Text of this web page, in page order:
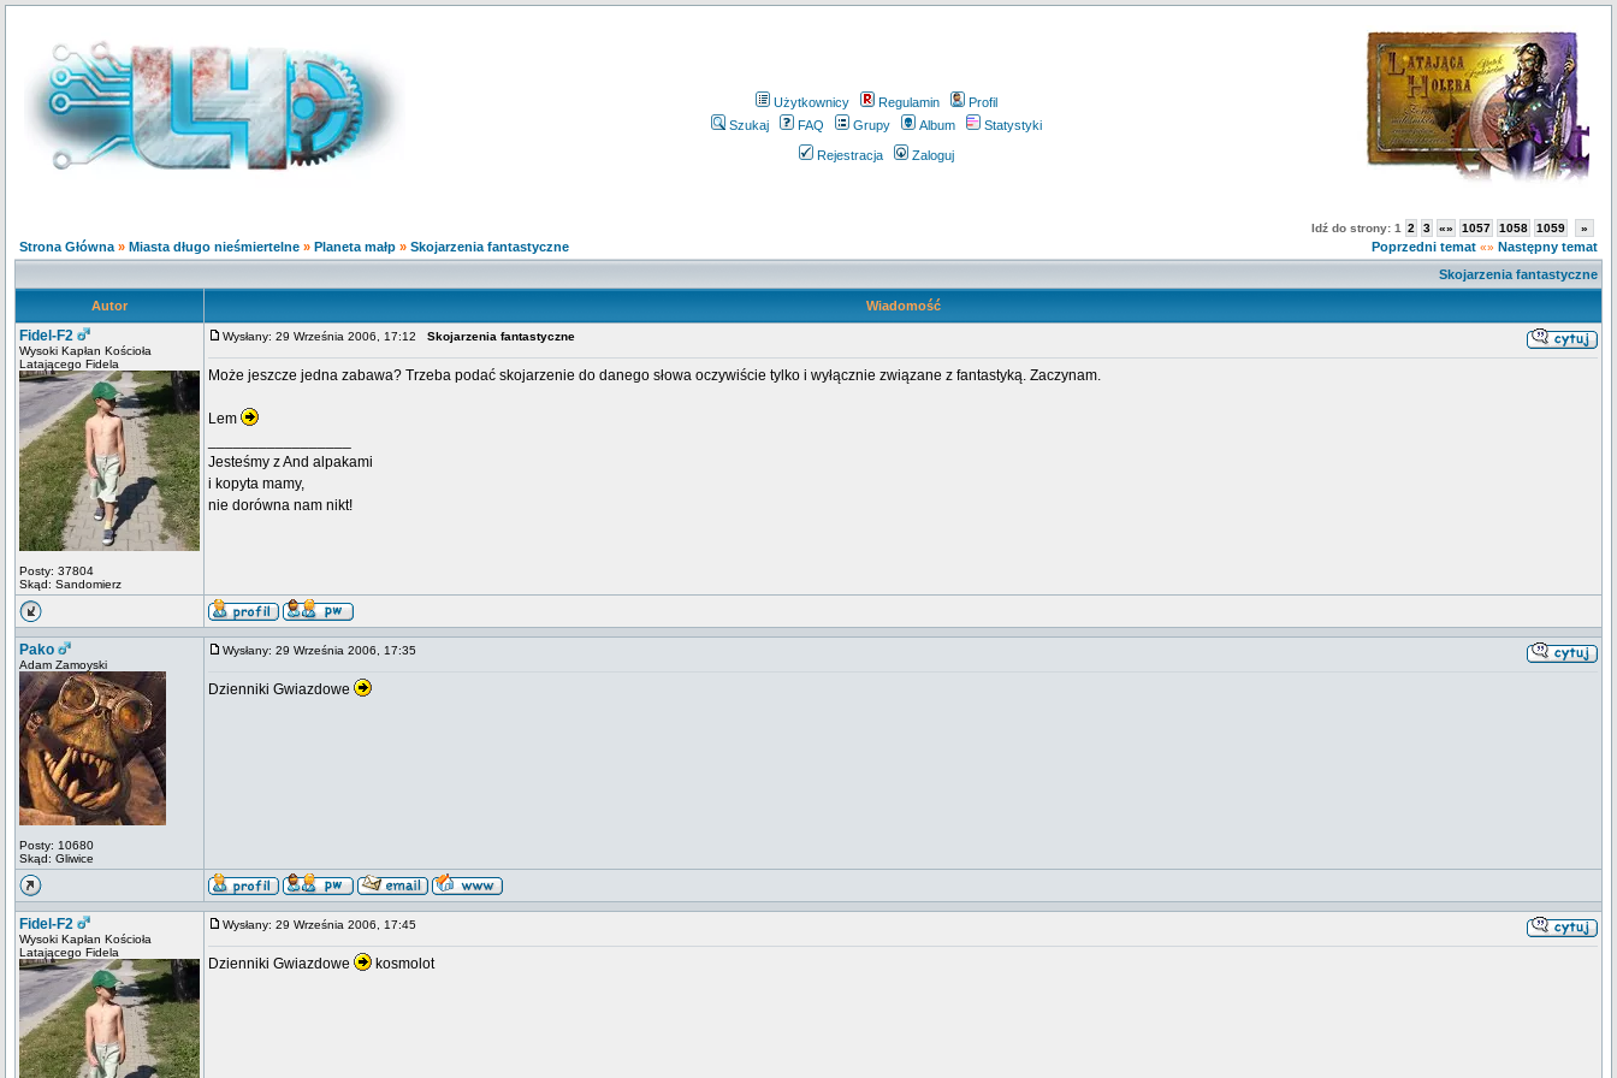
Użytkownicy Regulamin
Profil
Szukaj
FAQ Grupy Album Statystyki
Rejestracja Zaloguj
Strona Główna » Miasta długo nieśmiertelne » Planeta małp » Skojarzenia fantastyczne
Idź do strony: 1 2 3 «» 1057 1058 1059 »
Poprzedni temat «» Następny temat
Skojarzenia fantastyczne
Autor Wiadomość
Fidel-F2
Wysoki Kapłan Kościoła
Latającego Fidela
Posty: 37804
Skąd: Sandomierz
Wysłany: 29 Września 2006, 17:12 Skojarzenia fantastyczne
Może jeszcze jedna zabawa? Trzeba podać skojarzenie do danego słowa oczywiście tylko i wyłącznie związane z fantastyką. Zaczynam.
Lem
Jesteśmy z And alpakami
i kopyta mamy,
nie dorówna nam nikt!
Pako
Adam Zamoyski
Posty: 10680
Skąd: Gliwice
Wysłany: 29 Września 2006, 17:35
Dzienniki Gwiazdowe
Fidel-F2
Wysoki Kapłan Kościoła
Latającego Fidela
Wysłany: 29 Września 2006, 17:45
Dzienniki Gwiazdowe kosmolot